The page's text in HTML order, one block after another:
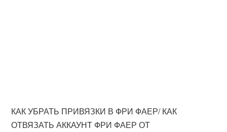
КАК УБРАТЬ ПРИВЯЗКИ В ФРИ ФАЕР/ КАК
ОТВЯЗАТЬ АККАУНТ ФРИ ФАЕР ОТ